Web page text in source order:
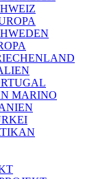
MARINO